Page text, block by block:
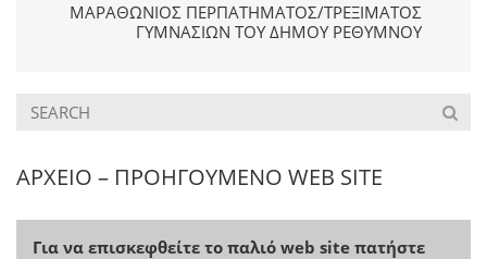
ΜΑΡΑΘΏΝΙΟΣ ΠΕΡΠΑΤΉΜΑΤΟΣ/ΤΡΕΞΊΜΑΤΟΣ
ΓΥΜΝΑΣΊΩΝ ΤΟΥ ΔΉΜΟΥ ΡΕΘΎΜΝΟΥ
ΑΡΧΕΙΟ – ΠΡΟΗΓΟΥΜΕΝΟ WEB SITE
Για να επισκεφθείτε το παλιό web site πατήστε